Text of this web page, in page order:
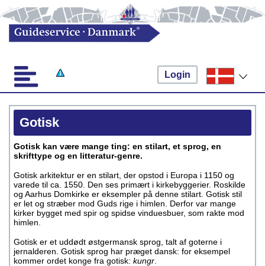
Login
Gotisk
Gotisk kan være mange ting: en stilart, et sprog, en
skrifttype og en litteratur-genre.
Gotisk arkitektur er en stilart, der opstod i Europa i 1150 og
varede til ca. 1550. Den ses primært i kirkebyggerier. Roskilde
og Aarhus Domkirke er eksempler på denne stilart. Gotisk stil
er let og stræber mod Guds rige i himlen. Derfor var mange
kirker bygget med spir og spidse vinduesbuer, som rakte mod
himlen.
Gotisk er et uddødt østgermansk sprog, talt af goterne i
jernalderen. Gotisk sprog har præget dansk: for eksempel
kommer ordet konge fra gotisk: kungr